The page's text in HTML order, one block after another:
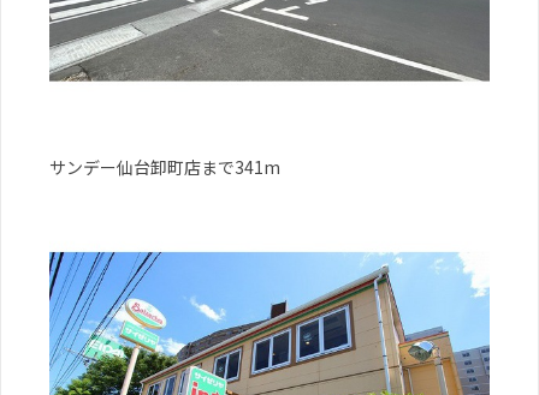
サンデー仙台卸町店まで341m